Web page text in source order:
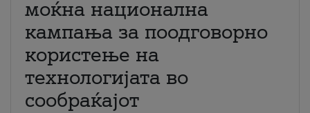
моќна национална
кампања за поодговорно
користење на
технологијата во
сообраќајот